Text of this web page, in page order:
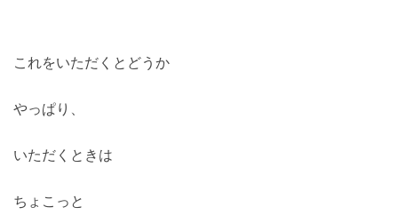
これをいただくとどうか
やっぱり、
いただくときは
ちょこっと